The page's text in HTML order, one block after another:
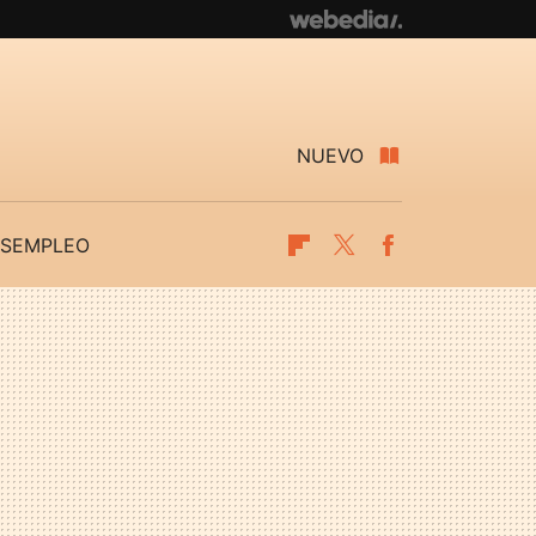
NUEVO
Flipboard
Twitter